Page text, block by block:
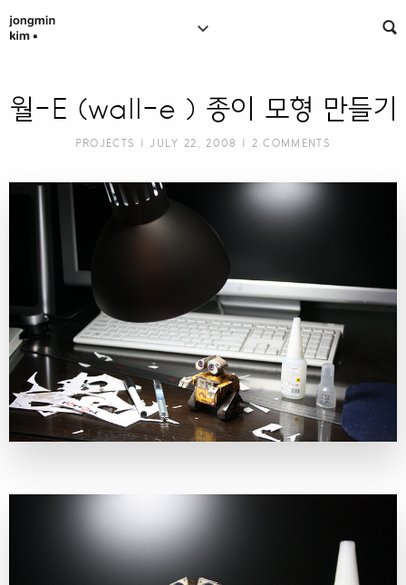
월-E (wall-e ) 종이 모형 만들기
PROJECTS | JULY 22, 2008 | 2 COMMENTS